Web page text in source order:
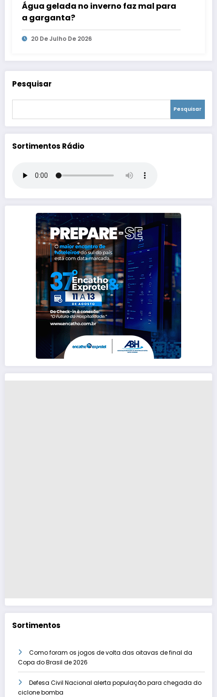
Água gelada no inverno faz mal para
a garganta?
20 De Julho De 2026
Pesquisar
Pesquisar
Sortimentos Rádio
Sortimentos
Como foram os jogos de volta das oitavas de final da
Copa do Brasil de 2026
Defesa Civil Nacional alerta população para chegada do
ciclone bomba